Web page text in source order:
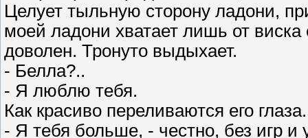
Целует тыльную сторону ладони,
моей ладони хватает лишь от виска
доволен. Тронуто выдыхает.
- Белла?..
- Я люблю тебя.
Как красиво переливаются его
- Я тебя больше, - честно, без игр